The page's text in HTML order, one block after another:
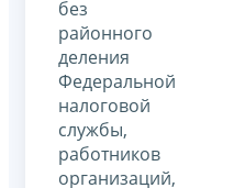
без
районного
деления
Федеральной
налоговой
службы,
работников
организаций,